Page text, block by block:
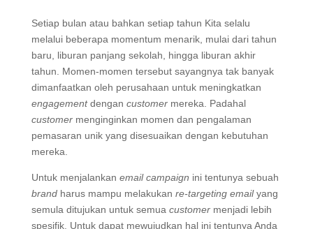
Setiap bulan atau bahkan setiap tahun Kita selalu
melalui beberapa momentum menarik, mulai dari tahun
baru, liburan panjang sekolah, hingga liburan akhir
tahun. Momen-momen tersebut sayangnya tak banyak
dimanfaatkan oleh perusahaan untuk meningkatkan
engagementdengan customer mereka. Padahal
customer menginginkan momen dan pengalaman
pemasaran unik yang disesuaikan dengan kebutuhan
mereka.
Untuk menjalankan email campaign ini tentunya sebuah
brand harus mampu melakukan re-targeting emailyang
semula ditujukan untuk semua customer menjadi lebih
spesifik. Untuk dapat mewujudkan hal ini tentunya Anda